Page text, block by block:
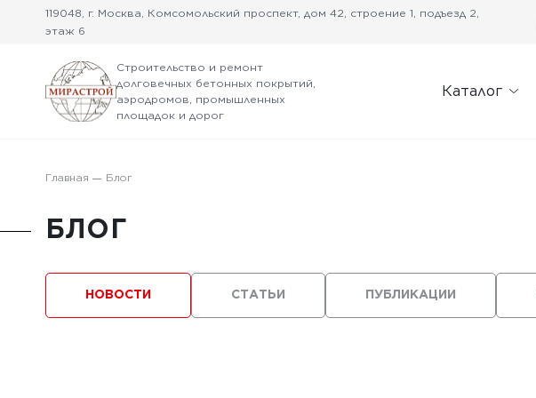
119048, г. Москва, Комсомольский проспект, дом 42, строение 1, подъезд 2,
этаж 6
Строительство и ремонт
долговечных бетонных покрытий,
аэродромов, промышленных
площадок и дорог
Каталог
Главная Блог
БЛОГ
ПУБЛИКАЦИИ
НОВОСТИ СТАТЬИ